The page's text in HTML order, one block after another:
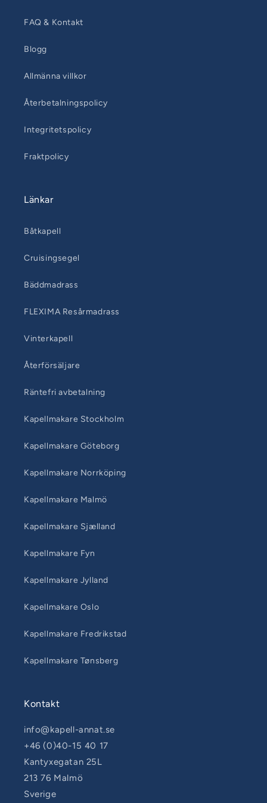
FAQ & Kontakt
Blogg
Allmänna villkor
Återbetalningspolicy
Integritetspolicy
Fraktpolicy
Länkar
Båtkapell
Cruisingsegel
Bäddmadrass
FLEXIMA Resårmadrass
Vinterkapell
Återförsäljare
Räntefri avbetalning
Kapellmakare Stockholm
Kapellmakare Göteborg
Kapellmakare Norrköping
Kapellmakare Malmö
Kapellmakare Sjælland
Kapellmakare Fyn
Kapellmakare Jylland
Kapellmakare Oslo
Kapellmakare Fredrikstad
Kapellmakare Tønsberg
Kontakt
info@kapell-annat.se
+46 (0)40-15 40 17
Kantyxegatan 25L
213 76 Malmö
Sverige